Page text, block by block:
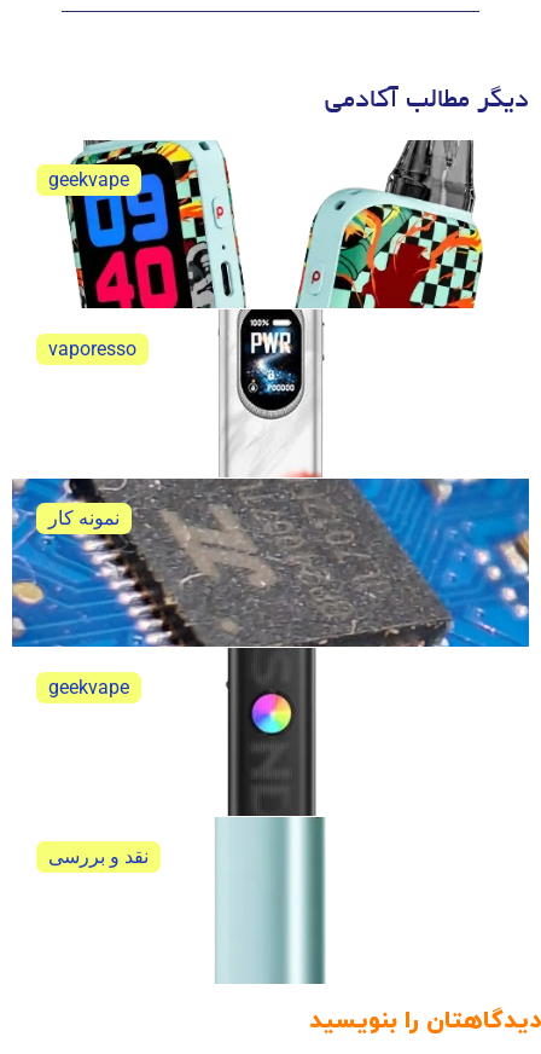
دیگر مطالب آکادمی
geekvape
پاوا هوریز اولترا اس ای Pava Horis Ultra SE
پاوا هوریز اولترا اس ای Pava Horis Ultra SE نقد...
vaporesso
ویپرسو اکسراس 6 نقد و بررسی
نمونه کار
تعمیر ویپ پاد پاوا هوریز اولترا
خلاصه ی تعمیر ویپ پاد پاوا هوریز اولترا
geekvape
نقد و بررسی
دیدگاهتان را بنویسید